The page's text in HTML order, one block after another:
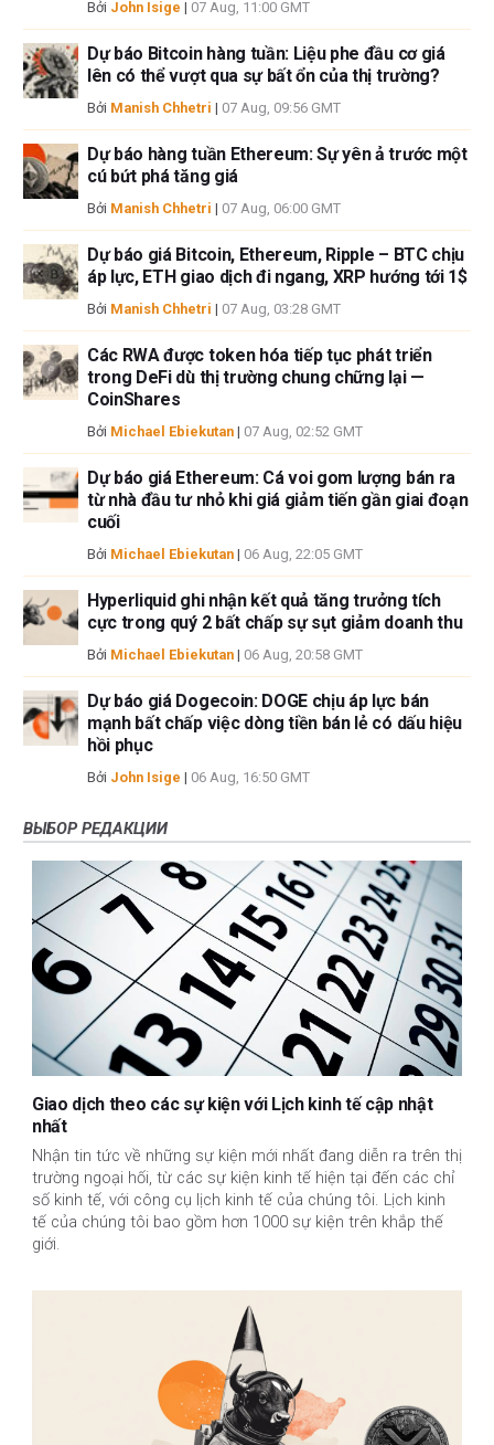
Bởi John Isige | 07 Aug, 11:00 GMT
Dự báo Bitcoin hàng tuần: Liệu phe đầu cơ giá
lên có thể vượt qua sự bất ổn của thị trường?
Bởi Manish Chhetri | 07 Aug, 09:56 GMT
Dự báo hàng tuần Ethereum: Sự yên ả trước một
cú bứt phá tăng giá
Bởi Manish Chhetri | 07 Aug, 06:00 GMT
Dự báo giá Bitcoin, Ethereum, Ripple – BTC chịu
áp lực, ETH giao dịch đi ngang, XRP hướng tới 1$
Bởi Manish Chhetri | 07 Aug, 03:28 GMT
Các RWA được token hóa tiếp tục phát triển
trong DeFi dù thị trường chung chững lại —
CoinShares
Bởi Michael Ebiekutan | 07 Aug, 02:52 GMT
Dự báo giá Ethereum: Cá voi gom lượng bán ra
từ nhà đầu tư nhỏ khi giá giảm tiến gần giai đoạn
cuối
Bởi Michael Ebiekutan | 06 Aug, 22:05 GMT
Hyperliquid ghi nhận kết quả tăng trưởng tích
cực trong quý 2 bất chấp sự sụt giảm doanh thu
Bởi Michael Ebiekutan | 06 Aug, 20:58 GMT
Dự báo giá Dogecoin: DOGE chịu áp lực bán
mạnh bất chấp việc dòng tiền bán lẻ có dấu hiệu
hồi phục
Bởi John Isige | 06 Aug, 16:50 GMT
ВЫБОР РЕДАКЦИИ
Giao dịch theo các sự kiện với Lịch kinh tế cập nhật
nhất
Nhận tin tức về những sự kiện mới nhất đang diễn ra trên thị
trường ngoại hối, từ các sự kiện kinh tế hiện tại đến các chỉ
số kinh tế, với công cụ lịch kinh tế của chúng tôi. Lịch kinh
tế của chúng tôi bao gồm hơn 1000 sự kiện trên khắp thế
giới.